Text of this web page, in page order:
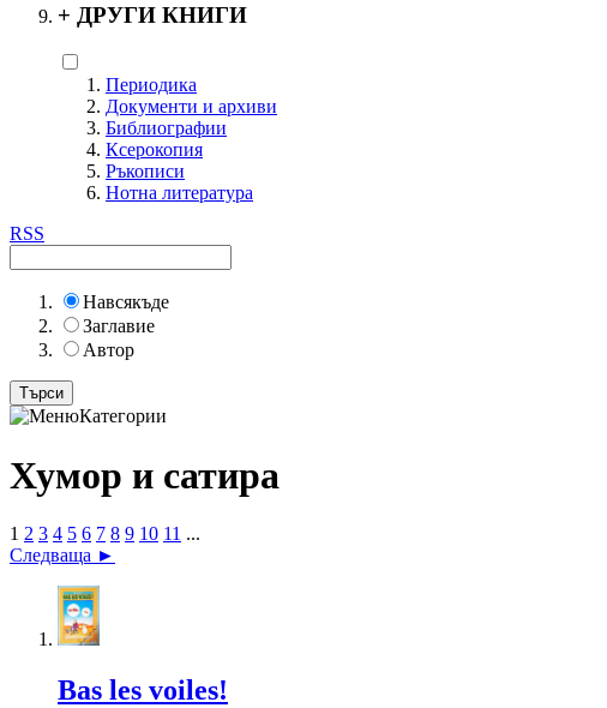
+ ДРУГИ КНИГИ
Периодика
Документи и архиви
Библиографии
Ксерокопия
Ръкописи
Нотна литература
RSS
Навсякъде
Заглавие
Автор
Категории
Хумор и сатира
1 2 3 4 5 6 7 8 9 10 11 ...
Следваща ►
Bas les voiles!